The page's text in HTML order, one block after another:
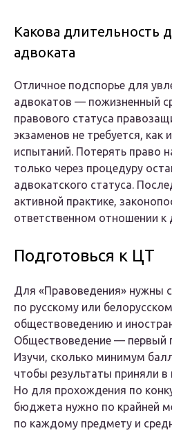
Какова длительность
адвоката
Отличное подспорье для
адвокатов — пожизненный
правового статуса
экзаменов не требуется,
испытаний. Потерять право
только через процедуру
адвокатского статуса.
активной практике,
ответственном отношении к
Подготовься к ЦТ
Для «Правоведения» нужны
по русскому или
обществоведению и
Обществоведение — первый
Изучи, сколько минимум
чтобы результаты приняли
Но для прохождения по
бюджета нужно по крайней
по каждому предмету и